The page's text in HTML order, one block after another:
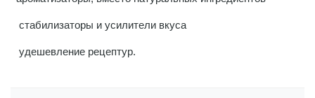
стабилизаторы и усилители вкуса
удешевление рецептур.